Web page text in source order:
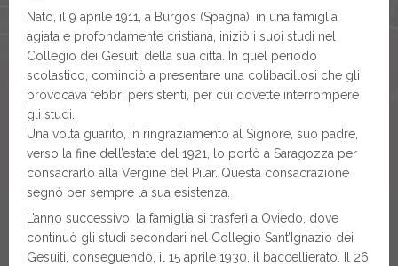
Nato, il 9 aprile 1911, a Burgos (Spagna), in una famiglia
agiata e profondamente cristiana, iniziò i suoi studi nel
Collegio dei Gesuiti della sua città. In quel periodo
scolastico, cominciò a presentare una colibacillosi che gli
provocava febbri persistenti, per cui dovette interrompere
gli studi.
Una volta guarito, in ringraziamento al Signore, suo padre,
verso la fine dell’estate del 1921, lo portò a Saragozza per
consacrarlo alla Vergine del Pilar. Questa consacrazione
segnò per sempre la sua esistenza.
L’anno successivo, la famiglia si trasferì a Oviedo, dove
continuò gli studi secondari nel Collegio Sant’Ignazio dei
Gesuiti, conseguendo, il 15 aprile 1930, il baccellierato. Il 26